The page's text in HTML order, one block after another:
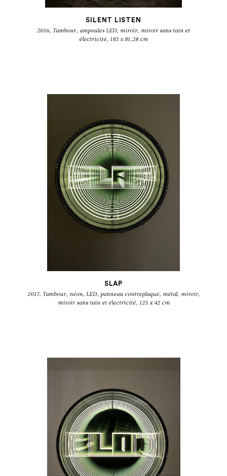
SILENT LISTEN
2016, Tambour, ampoules LED, miroir, miroir sans tain et
électricité, 183 x 81,28 cm
SLAP
2017, Tambour, néon, LED, panneau contreplaqué, métal, miroir,
miroir sans tain et électricité, 125 x 42 cm